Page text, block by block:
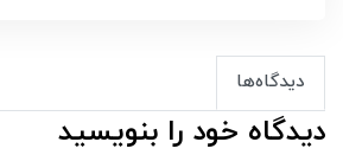
دیدگاه‌ها
دیدگاه خود را بنویسید